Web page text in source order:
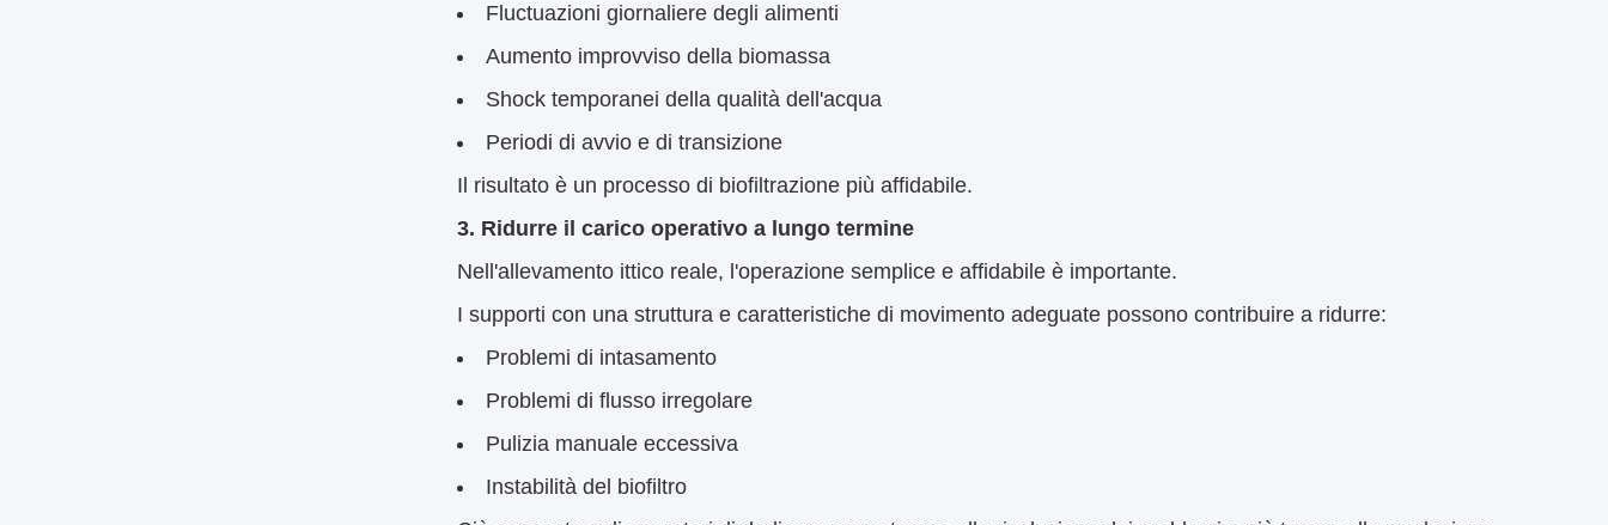
Fluctuazioni giornaliere degli alimenti
Aumento improvviso della biomassa
Shock temporanei della qualità dell'acqua
Periodi di avvio e di transizione
Il risultato è un processo di biofiltrazione più affidabile.
3. Ridurre il carico operativo a lungo termine
Nell'allevamento ittico reale, l'operazione semplice e affidabile è importante.
I supporti con una struttura e caratteristiche di movimento adeguate possono contribuire a ridurre:
Problemi di intasamento
Problemi di flusso irregolare
Pulizia manuale eccessiva
Instabilità del biofiltro